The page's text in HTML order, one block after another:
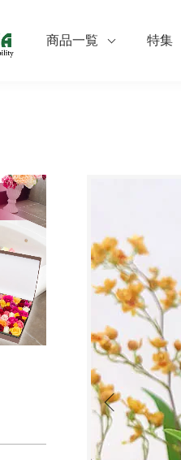
商品一覧 特集